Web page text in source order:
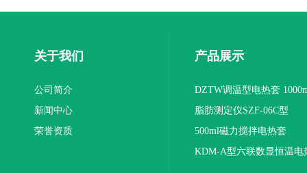
关于我们
公司简介
新闻中心
荣誉资质
产品展示
DZTW调温型电热套
联
脂肪测定仪SZF-06C型
500ml磁力搅拌电热套
KDM-A型六联数显恒温电